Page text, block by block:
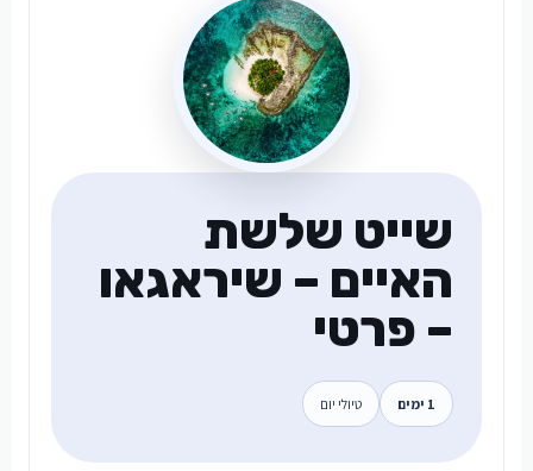
שייט שלשת
האיים – שיראגאו
– פרטי
1 ימים טיולי יום